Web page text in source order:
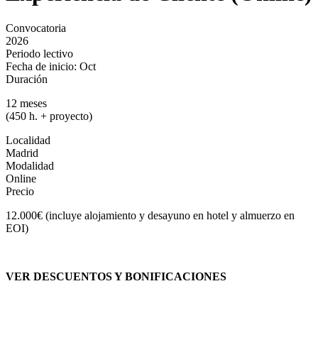
Convocatoria
2026
Periodo lectivo
Fecha de inicio: Oct
Duración
12 meses
(450 h. + proyecto)
Localidad
Madrid
Modalidad
Online
Precio
12.000€ (incluye alojamiento y desayuno en hotel y almuerzo en
EOI)
VER DESCUENTOS Y BONIFICACIONES